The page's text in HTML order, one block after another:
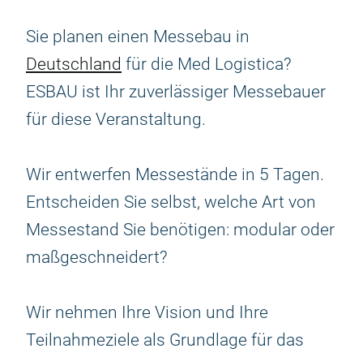
Sie planen einen Messebau in
Deutschland für die Med Logistica?
ESBAU ist Ihr zuverlässiger Messebauer
für diese Veranstaltung.
Wir entwerfen Messestände in 5 Tagen.
Entscheiden Sie selbst, welche Art von
Messestand Sie benötigen: modular oder
maßgeschneidert?
Wir nehmen Ihre Vision und Ihre
Teilnahmeziele als Grundlage für das